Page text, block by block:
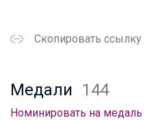
Скопировать ссылку
Медали 144
Номинировать на медаль